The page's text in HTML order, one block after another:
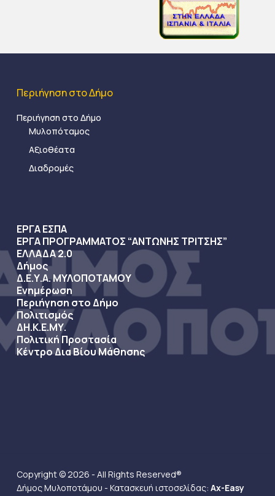
Περιήγηση στο Δήμο
Περιήγηση στο Δήμο
Μυλοπόταμος
Αξιοθέατα
Διαδρομές
ΕΡΓΑ ΕΣΠΑ
ΕΡΓΑ ΠΡΟΓΡΑΜΜΑΤΟΣ “ΑΝΤΩΝΗΣ ΤΡΙΤΣΗΣ”
ΕΛΛΑΔΑ 2.0
Δήμος
Δ.Ε.Υ.Α. ΜΥΛΟΠΟΤΑΜΟΥ
Ενημέρωση
Περιήγηση στο Δήμο
Πολιτισμός
ΔΗ.Κ.Ε.ΜΥ.
Πολιτική Προστασία
Κέντρο Δια Βίου Μάθησης
Copyright © 2026 - All Rights Reserved®
Δήμος Μυλοποτάμου - Κατασκευή ιστοσελίδας: Ax-Easy